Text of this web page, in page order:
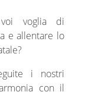
voi voglia di
e allentare lo
i nostri
con il